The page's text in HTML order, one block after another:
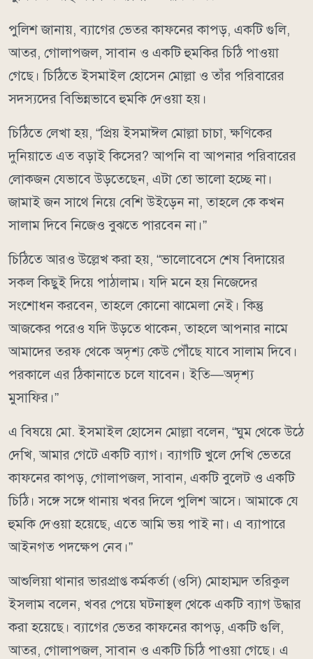
পুলিশ জানায়, ব্যাগের ভেতর কাফনের কাপড়, একটি গুলি,
আতর, গোলাপজল, সাবান ও একটি হুমকির চিঠি পাওয়া
গেছে। চিঠিতে ইসমাইল হোসেন মোল্লা ও তাঁর পরিবারের
সদস্যদের বিভিন্নভাবে হুমকি দেওয়া হয়।
চিঠিতে লেখা হয়, “প্রিয় ইসমাঈল মোল্লা চাচা, ক্ষণিকের
দুনিয়াতে এত বড়াই কিসের? আপনি বা আপনার পরিবারের
লোকজন যেভাবে উড়তেছেন, এটা তো ভালো হচ্ছে না।
জামাই জন সাথে নিয়ে বেশি উইড়েন না, তাহলে কে কখন
সালাম দিবে নিজেও বুঝতে পারবেন না।”
চিঠিতে আরও উল্লেখ করা হয়, “ভালোবেসে শেষ বিদায়ের
সকল কিছুই দিয়ে পাঠালাম। যদি মনে হয় নিজেদের
সংশোধন করবেন, তাহলে কোনো ঝামেলা নেই। কিন্তু
আজকের পরেও যদি উড়তে থাকেন, তাহলে আপনার নামে
আমাদের তরফ থেকে অদৃশ্য কেউ পৌঁছে যাবে সালাম দিবে।
পরকালে এর ঠিকানাতে চলে যাবেন। ইতি—অদৃশ্য
মুসাফির।”
এ বিষয়ে মো. ইসমাইল হোসেন মোল্লা বলেন, “ঘুম থেকে উঠে
দেখি, আমার গেটে একটি ব্যাগ। ব্যাগটি খুলে দেখি ভেতরে
কাফনের কাপড়, গোলাপজল, সাবান, একটি বুলেট ও একটি
চিঠি। সঙ্গে সঙ্গে থানায় খবর দিলে পুলিশ আসে। আমাকে যে
হুমকি দেওয়া হয়েছে, এতে আমি ভয় পাই না। এ ব্যাপারে
আইনগত পদক্ষেপ নেব।”
আশুলিয়া থানার ভারপ্রাপ্ত কর্মকর্তা (ওসি) মোহাম্মদ তরিকুল
ইসলাম বলেন, খবর পেয়ে ঘটনাস্থল থেকে একটি ব্যাগ উদ্ধার
করা হয়েছে। ব্যাগের ভেতর কাফনের কাপড়, একটি গুলি,
আতর, গোলাপজল, সাবান ও একটি চিঠি পাওয়া গেছে। এ